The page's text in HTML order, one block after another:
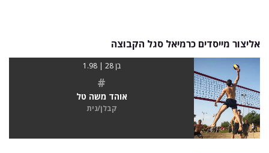
אליצור מייסדים כרמיאל סגל הקבוצה
בן 28 | 1.98
#
אוהד משה טל
קבלן/נית